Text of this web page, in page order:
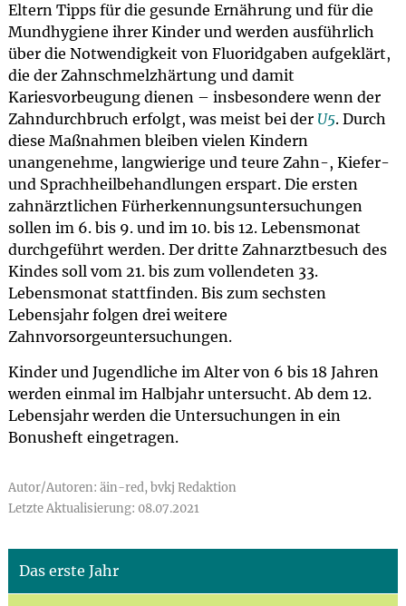
Eltern Tipps für die gesunde Ernährung und für die
Mundhygiene ihrer Kinder und werden ausführlich
über die Notwendigkeit von Fluoridgaben aufgeklärt,
die der Zahnschmelzhärtung und damit
Kariesvorbeugung dienen – insbesondere wenn der
Zahndurchbruch erfolgt, was meist bei der U5. Durch
diese Maßnahmen bleiben vielen Kindern
unangenehme, langwierige und teure Zahn-, Kiefer-
und Sprachheilbehandlungen erspart. Die ersten
zahnärztlichen Fürherkennungsuntersuchungen
sollen im 6. bis 9. und im 10. bis 12. Lebensmonat
durchgeführt werden. Der dritte Zahnarztbesuch des
Kindes soll vom 21. bis zum vollendeten 33.
Lebensmonat stattfinden. Bis zum sechsten
Lebensjahr folgen drei weitere
Zahnvorsorgeuntersuchungen.
Kinder und Jugendliche im Alter von 6 bis 18 Jahren
werden einmal im Halbjahr untersucht. Ab dem 12.
Lebensjahr werden die Untersuchungen in ein
Bonusheft eingetragen.
Autor/Autoren: äin-red, bvkj Redaktion
Letzte Aktualisierung: 08.07.2021
Das erste Jahr